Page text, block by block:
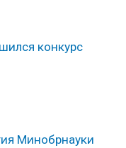
конкурс
Минобрнауки